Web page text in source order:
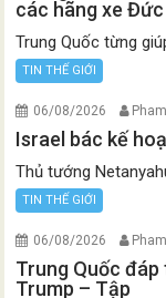
các hãng xe Đức
Trung Quốc từng
TIN THẾ GIỚI
06/08/2026 Pham
Israel bác kế
Thủ tướng
TIN THẾ GIỚI
06/08/2026 Pham
Trung Quốc
Trump – Tập